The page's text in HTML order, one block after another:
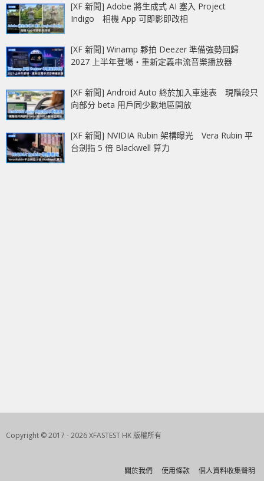
[XF 新聞] Adobe 將生成式 AI 塞入 Project
Indigo 相機 App 可即影即改相
[XF 新聞] Winamp 夥拍 Deezer 準備強勢回歸
2027 上半年登場‧重新定義串流音樂播放器
[XF 新聞] Android Auto 終於加入車速表 現階段只
向部分 beta 用戶同少數地區開放
[XF 新聞] NVIDIA Rubin 架構曝光 Vera Rubin 平
台劍指 5 倍 Blackwell 算力
Copyright © 2017 - 2026 XFASTEST HK 版權所有
關於我們 使用條款 個人資料收集聲明